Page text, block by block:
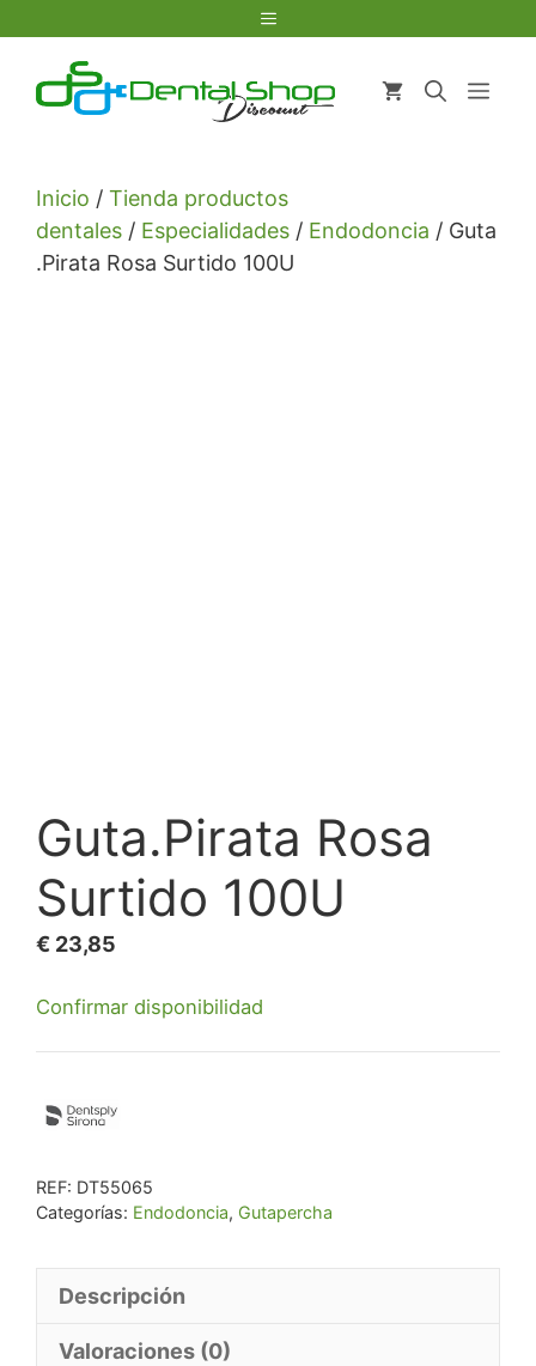
contenido
Menú
Inicio / Tienda productos
dentales / Especialidades / Endodoncia / Guta
.Pirata Rosa Surtido 100U
Guta.Pirata Rosa
Surtido 100U
€ 23,85
Confirmar disponibilidad
REF: DT55065
Categorías: Endodoncia, Gutapercha
Descripción
Valoraciones (0)